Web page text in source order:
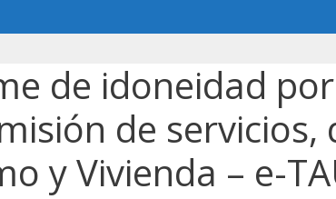
de idoneidad
de servicios,
y Vivienda – e-